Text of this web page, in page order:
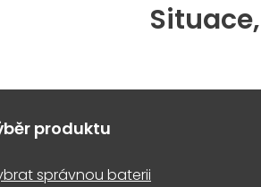
produktu
správnou baterii